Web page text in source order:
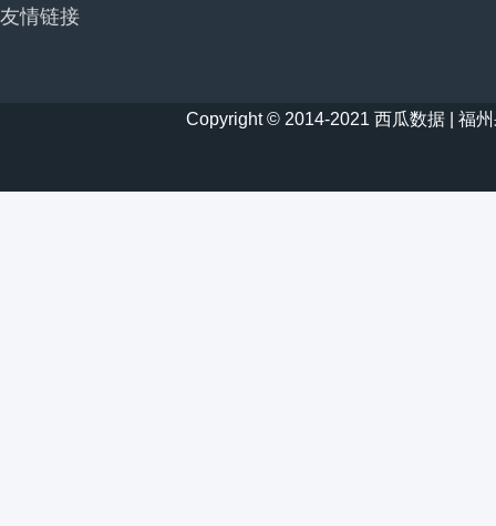
友情链接
Copyright © 2014-2021 西瓜数据 | 福